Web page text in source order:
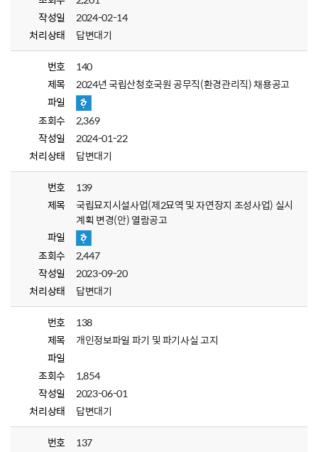
작성일
2024-02-14
처리상태
답변대기
번호
140
제목
2024년 국립산청호국원 공무직(환경관리직) 채용공고
파일
조회수
2,369
작성일
2024-01-22
처리상태
답변대기
번호
139
제목
국립묘지시설사업(제2묘역 및 자연장지 조성사업) 실시
계획 변경(안) 열람공고
파일
조회수
2,447
작성일
2023-09-20
처리상태
답변대기
번호
138
제목
개인정보파일 파기 및 파기사실 고지
파일
조회수
1,854
작성일
2023-06-01
처리상태
답변대기
번호
137